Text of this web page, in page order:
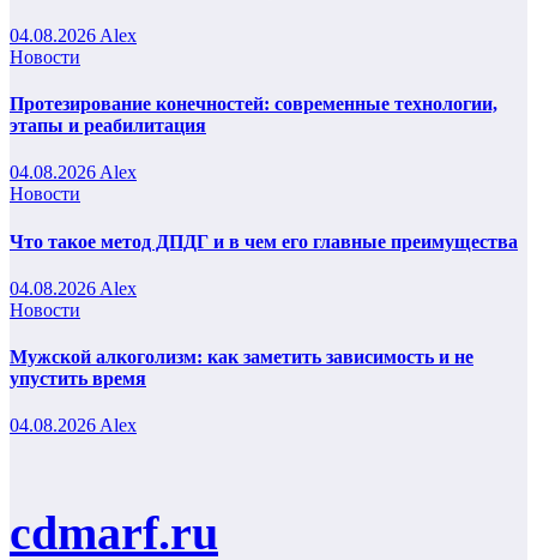
04.08.2026 Alex
Новости
Протезирование конечностей: современные технологии,
этапы и реабилитация
04.08.2026 Alex
Новости
Что такое метод ДПДГ и в чем его главные преимущества
04.08.2026 Alex
Новости
Мужской алкоголизм: как заметить зависимость и не
упустить время
04.08.2026 Alex
cdmarf.ru